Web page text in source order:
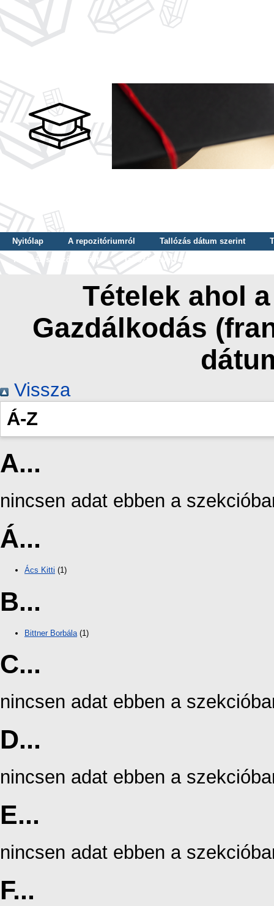
Nyitólap A repozitóriumról Tallózás dátum szerint
Tallózás szerző szerint
Tallózás nyelv szerint
Tételek ahol
Gazdálkodás
Vissza
Á-Z
A...
nincsen adat ebben a
Á...
Ács Kitti (1)
B...
Bittner Borbála (1)
C...
nincsen adat ebben a
D...
nincsen adat ebben a
E...
nincsen adat ebben a
F...